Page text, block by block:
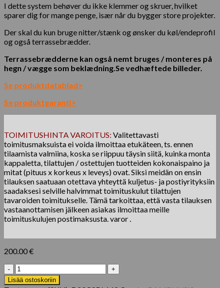
I dette system behøver du ikke klemmer og skruer, hvilket
sparer dig for mange penge, især når du bygger store projekter.
Der skal du kun bruge nitter/stænk og ønsker du køl/endeprofil
og også terrassebrædder.
Terrassebrædderne kan også nemt bruges / monteres på
hegn / vægge som beklædning.Se vedhæftede billeder.
Se produktdatablad>
Se produktgaranti>
TOIMITUSHINTA VAROITUS: Valitettavasti
toimitusmaksuista ei voida ilmoittaa etukäteen, ts. ennen
tilaamista valmiina, koska se riippuu täysin siitä, kuinka monta
kappaletta, tilattujen / ostettujen tuotteiden kokonaispaino ja
mitat (pituus x korkeus x leveys) ovat. Siksi meidän on ensin
tilauksen saatuaan otettava yhteyttä kuljetus- ja postiyrityksiin
saadaksesi selville halvimmat toimituskulut tilattujen
tavaroiden toimitukselle. Tämä tarkoittaa, että vasta tilauksen
vastaanottamisen jälkeen asiakas ilmoittaa meille
toimituskulujen postimaksusta. varor .
200.00€
Udendørs
komposit
Lisää ostoskoriin